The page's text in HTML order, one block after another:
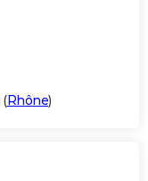
(Rhône)